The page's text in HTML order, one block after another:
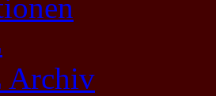
Archiv